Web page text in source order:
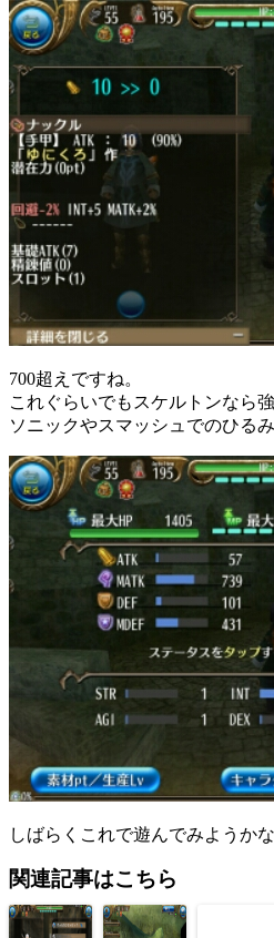
700超えですね。
これぐらいでもスケルトンなら
ソニックやスマッシュでのひる
しばらくこれで遊んでみようかな
関連記事はこちら